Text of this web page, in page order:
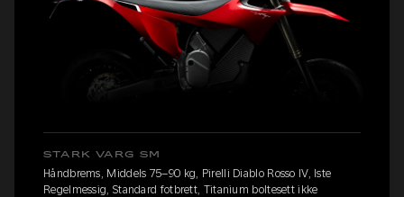
STARK VARG SM
Håndbrems, Middels 75–90 kg, Pirelli Diablo Rosso IV, Iste
Regelmessig, Standard fotbrett, Titanium boltesett ikke